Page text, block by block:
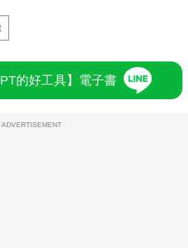
的好工具】電子書
ADVERTISEMENT